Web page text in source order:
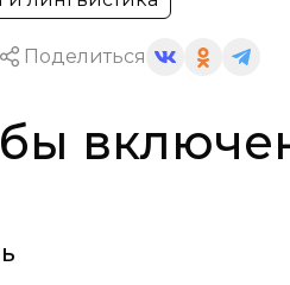
Поделиться